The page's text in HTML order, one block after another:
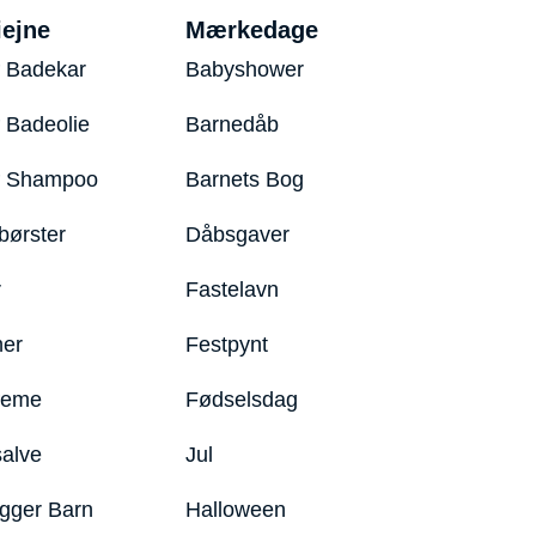
Badekar
Badeolie
Shampoo
Barn
Mærkedage
Babyshower
Barnedåb
Barnets Bog
Dåbsgaver
Fastelavn
Festpynt
Fødselsdag
Jul
Halloween